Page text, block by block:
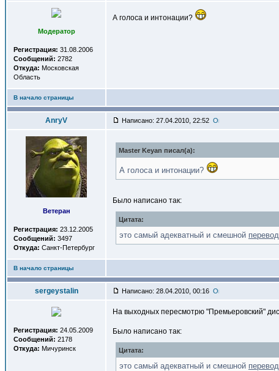
Модератор
Регистрация: 31.08.2006
Сообщений: 2782
Откуда: Московская
Область
А голоса и интонации?
В начало страницы
AnryV Написано: 27.04.2010, 22:52
Ветеран
Регистрация: 23.12.2005
Сообщений: 3497
Откуда: Санкт-Петербург
Master Keyan писал(a):
А голоса и интонации?
Было написано так:
Цитата:
это самый адекватный и смешной перевод
В начало страницы
sergeystalin Написано: 28.04.2010, 00:16
Регистрация: 24.05.2009
Сообщений: 2178
Откуда: Мичуринск
На выходных пересмотрю "Премьеровский"
Было написано так:
Цитата:
это самый адекватный и смешной перевод